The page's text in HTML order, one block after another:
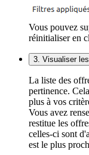
Vous pouvez
réinitialiser en
3. Visualiser
La liste des
pertinence.
plus à vos
Vous avez
restitue les
celles-ci sont
est le plus